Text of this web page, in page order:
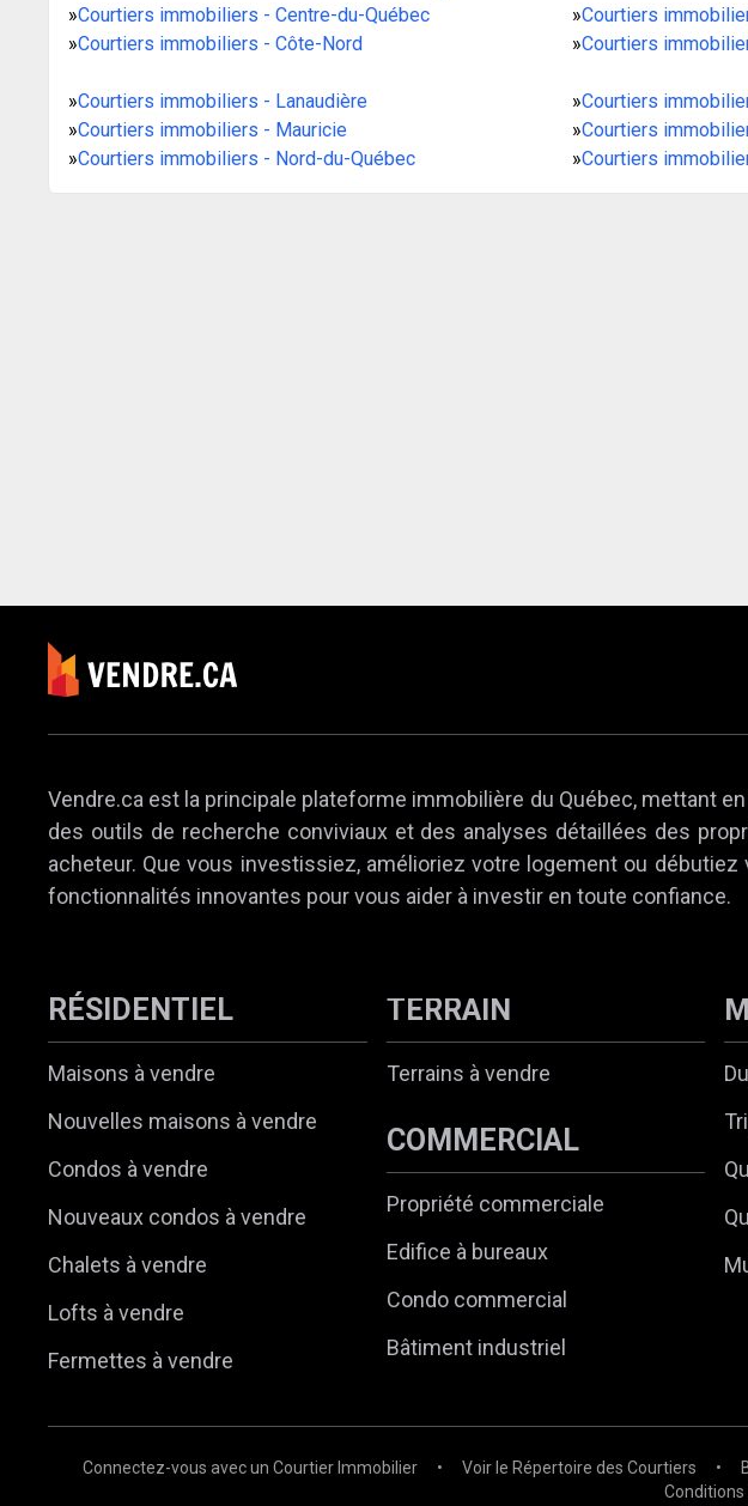
»Courtiers immobiliers - Centre-du-Québec »Courtiers
»Courtiers immobiliers - Côte-Nord »Courtiers
»Courtiers immobiliers - Lanaudière »Courtiers
»Courtiers immobiliers - Mauricie »Courtiers
»Courtiers immobiliers - Nord-du-Québec »Courtiers
Vendre.ca est la principale plateforme immobilière du Québec, mettant
des outils de recherche conviviaux et des analyses détaillées des
acheteur. Que vous investissiez, amélioriez votre logement ou
fonctionnalités innovantes pour vous aider à investir en toute confiance.
RÉSIDENTIEL
Maisons à vendre
Nouvelles maisons à vendre
Condos à vendre
Nouveaux condos à vendre
Chalets à vendre
Lofts à vendre
Fermettes à vendre
TERRAIN
Terrains à vendre
COMMERCIAL
Propriété commerciale
Edifice à bureaux
Condo commercial
Bâtiment industriel
Connectez-vous avec un Courtier Immobilier • Voir le Répertoire des Courtiers •
Conditions